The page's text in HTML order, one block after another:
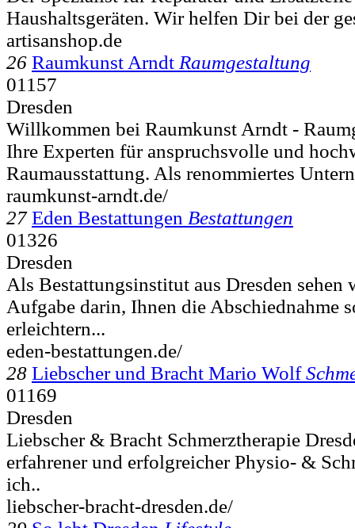
Haushaltsgeräten. Wir helfen Dir bei der
artisanshop.de
26 Raumkunst Arndt Raumgestaltung
01157
Dresden
Willkommen bei Raumkunst Arndt -
Ihre Experten für anspruchsvolle und
Raumausstattung. Als renommiertes
raumkunst-arndt.de/
27 Eden Bestattungen Bestattungen
01326
Dresden
Als Bestattungsinstitut aus Dresden sehen
Aufgabe darin, Ihnen die Abschiednahme
erleichtern...
eden-bestattungen.de/
28 Liebscher und Bracht Mario Wolf
01169
Dresden
Liebscher & Bracht Schmerztherapie
erfahrener und erfolgreicher Physio- &
ich..
liebscher-bracht-dresden.de/